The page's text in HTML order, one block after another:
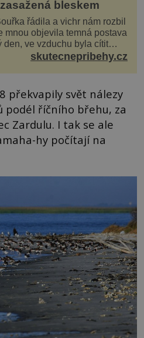
bleskem
řádila a vichr nám rozbil
mnou objevila temná postava
ve vzduchu byla cítit
se opřel ví...
skutecnepribehy.cz
překvapily svět nálezy
podél říčního břehu, za
Zardulu. I tak se ale
hy počítají na